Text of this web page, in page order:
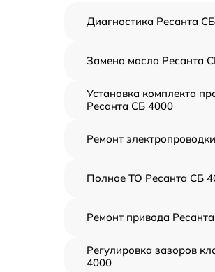
Диагностика Ресанта
Замена масла Ресанта
Установка комплекта
Ресанта СБ 4000
Ремонт
Полное ТО Ресанта СБ
Ремонт привода
Регулировка зазоров
4000